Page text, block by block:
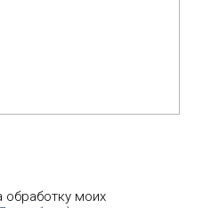
обработку моих